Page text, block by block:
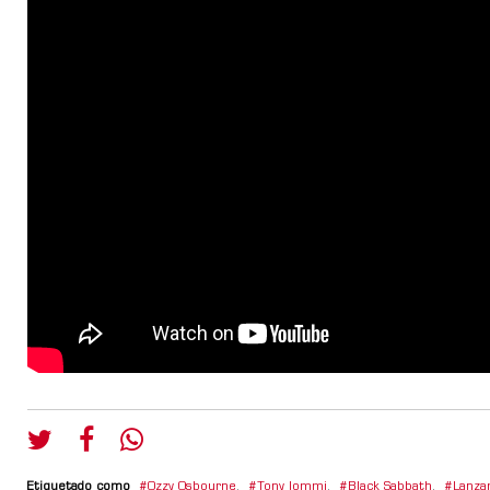
Etiquetado como Ozzy Osbourne, Tony Iommi, Black Sabbath,